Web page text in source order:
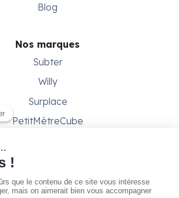
Blog
Nos marques
Subter
Willy
Surplace
PetitMètreCube
Besoin d'aide ?
Conditions générales